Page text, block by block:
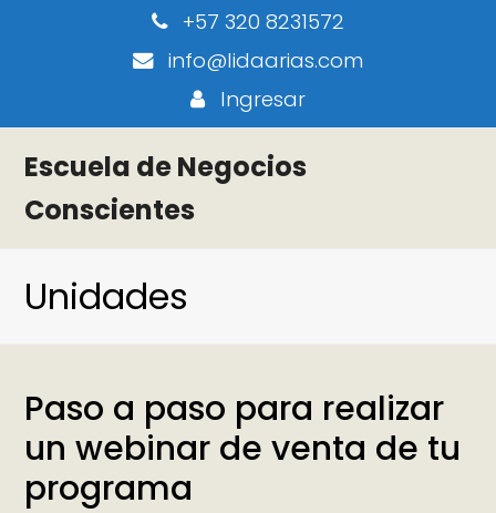
+57 320 8231572
info@lidaarias.com
Ingresar
Escuela de Negocios
Conscientes
Unidades
Paso a paso para realizar
un webinar de venta de tu
programa